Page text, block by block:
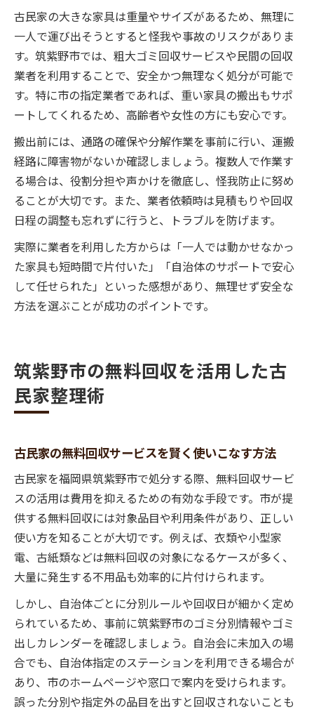
古民家の大きな家具は重量やサイズがあるため、無理に
一人で運び出そうとすると怪我や事故のリスクがありま
す。筑紫野市では、粗大ゴミ回収サービスや民間の回収
業者を利用することで、安全かつ無理なく処分が可能で
す。特に市の指定業者であれば、重い家具の搬出もサポ
ートしてくれるため、高齢者や女性の方にも安心です。
搬出前には、通路の確保や分解作業を事前に行い、運搬
経路に障害物がないか確認しましょう。複数人で作業す
る場合は、役割分担や声かけを徹底し、怪我防止に努め
ることが大切です。また、業者依頼時は見積もりや回収
日程の調整も忘れずに行うと、トラブルを防げます。
実際に業者を利用した方からは「一人では動かせなかっ
た家具も短時間で片付いた」「自治体のサポートで安心
して任せられた」といった感想があり、無理せず安全な
方法を選ぶことが成功のポイントです。
筑紫野市の無料回収を活用した古
民家整理術
古民家の無料回収サービスを賢く使いこなす方法
古民家を福岡県筑紫野市で処分する際、無料回収サービ
スの活用は費用を抑えるための有効な手段です。市が提
供する無料回収には対象品目や利用条件があり、正しい
使い方を知ることが大切です。例えば、衣類や小型家
電、古紙類などは無料回収の対象になるケースが多く、
大量に発生する不用品も効率的に片付けられます。
しかし、自治体ごとに分別ルールや回収日が細かく定め
られているため、事前に筑紫野市のゴミ分別情報やゴミ
出しカレンダーを確認しましょう。自治会に未加入の場
合でも、自治体指定のステーションを利用できる場合が
あり、市のホームページや窓口で案内を受けられます。
誤った分別や指定外の品目を出すと回収されないことも